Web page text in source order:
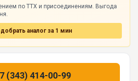
по ТТХ и присоединениям. Выгода
аналог за 1 мин
(343) 414-00-99